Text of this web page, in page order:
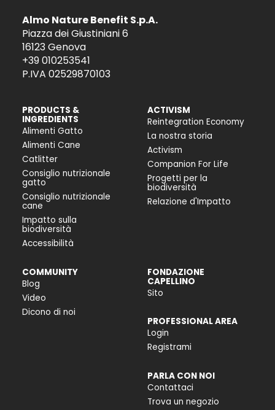
Almo Nature Benefit S.p.A.
Piazza dei Giustiniani 6
16123 Genova
+39 010253541
P.IVA 02529870103
PRODUCTS &
INGREDIENTS
Alimenti Gatto
Alimenti Cane
Catlitter
Consiglio nutrizionale
gatto
Consiglio nutrizionale
cane
Impatto sulla
biodiversità
Accessibilità
ACTIVISM
Reintegration Economy
La nostra storia
Activism
Companion For Life
Progetti per la
biodiversità
Relazione d'Impatto
COMMUNITY
Blog
Video
Dicono di noi
FONDAZIONE
CAPELLINO
Sito
PROFESSIONAL AREA
Login
Registrami
PARLA CON NOI
Contattaci
Trova un negozio